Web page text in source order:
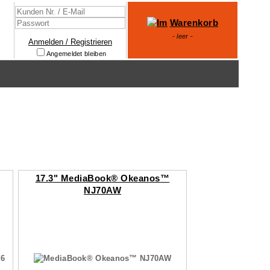
Anmelden / Registrieren
Angemeldet bleiben
Warenkorb
- leer -
17.3" MediaBook® Okeanos™
NJ70AW